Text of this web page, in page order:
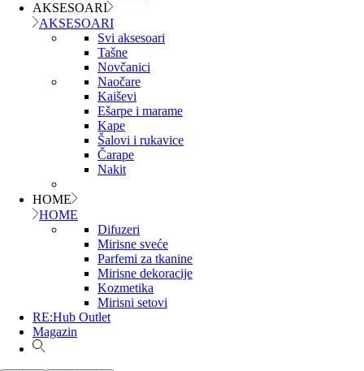
AKSESOARI
AKSESOARI
Svi aksesoari
Tašne
Novčanici
Naočare
Kaiševi
Ešarpe i marame
Kape
Šalovi i rukavice
Čarape
Nakit
HOME
HOME
Difuzeri
Mirisne sveće
Parfemi za tkanine
Mirisne dekoracije
Kozmetika
Mirisni setovi
RE:Hub Outlet
Magazin